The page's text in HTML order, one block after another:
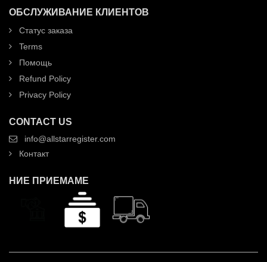
ОБСЛУЖИВАНИЕ КЛИЕНТОВ
Статус заказа
Terms
Помощь
Refund Policy
Privacy Policy
CONTACT US
info@allstarregister.com
Контакт
НИЕ ПРИЕМАМЕ